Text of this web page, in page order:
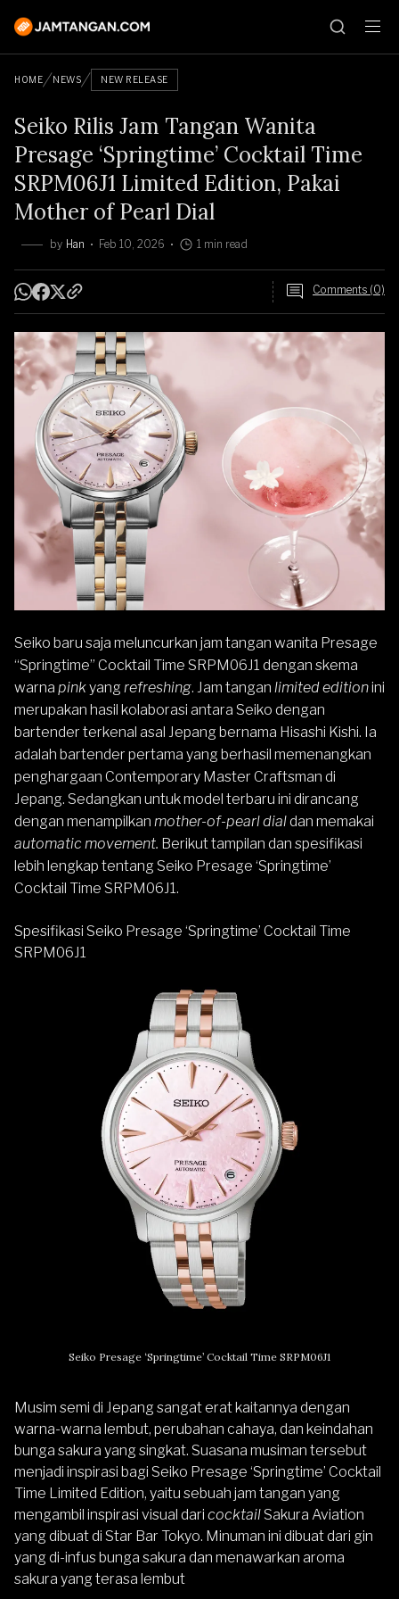
HOME NEWS NEW RELEASE
Seiko Rilis Jam Tangan Wanita
Presage ‘Springtime’ Cocktail Time
SRPM06J1 Limited Edition, Pakai
Mother of Pearl Dial
by Han Feb 10, 2026 1 min read
Comments (0)
Seiko baru saja meluncurkan jam tangan wanita Presage
“Springtime” Cocktail Time SRPM06J1 dengan skema
warna pinkyang refreshing. Jam tangan limited editionini
merupakan hasil kolaborasi antara Seiko dengan
bartender terkenal asal Jepang bernama Hisashi Kishi. Ia
adalah bartender pertama yang berhasil memenangkan
penghargaan Contemporary Master Craftsman di
Jepang. Sedangkan untuk model terbaru ini dirancang
dengan menampilkan mother-of-pearl dialdan memakai
automatic movement. Berikut tampilan dan spesifikasi
lebih lengkap tentang Seiko Presage ‘Springtime’
Cocktail Time SRPM06J1.
Spesifikasi Seiko Presage ‘Springtime’ Cocktail Time
SRPM06J1
Seiko Presage ‘Springtime’ Cocktail Time SRPM06J1
Musim semi di Jepang sangat erat kaitannya dengan
warna-warna lembut, perubahan cahaya, dan keindahan
bunga sakura yang singkat. Suasana musiman tersebut
menjadi inspirasi bagi Seiko Presage ‘Springtime’ Cocktail
Time Limited Edition, yaitu sebuah jam tangan yang
mengambil inspirasi visual dari cocktail Sakura Aviation
yang dibuat di Star Bar Tokyo. Minuman ini dibuat dari gin
yang di-infus bunga sakura dan menawarkan aroma
sakura yang terasa lembut